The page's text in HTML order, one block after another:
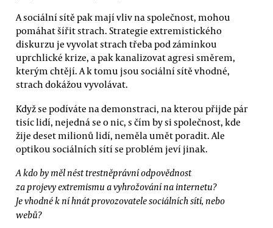
A sociální sítě pak mají vliv na společnost, mohou
pomáhat šířit strach. Strategie extremistického
diskurzu je vyvolat strach třeba pod záminkou
uprchlické krize, a pak kanalizovat agresi směrem,
kterým chtějí. A k tomu jsou sociální sítě vhodné,
strach dokážou vyvolávat.
Když se podíváte na demonstraci, na kterou přijde pár
tisíc lidí, nejedná se o nic, s čím by si společnost, kde
žije deset milionů lidí, neměla umět poradit. Ale
optikou sociálních sítí se problém jeví jinak.
A kdo by měl nést trestněprávní odpovědnost
za projevy extremismu a vyhrožování na internetu?
Je vhodné k ní hnát provozovatele sociálních sítí, nebo
webů?